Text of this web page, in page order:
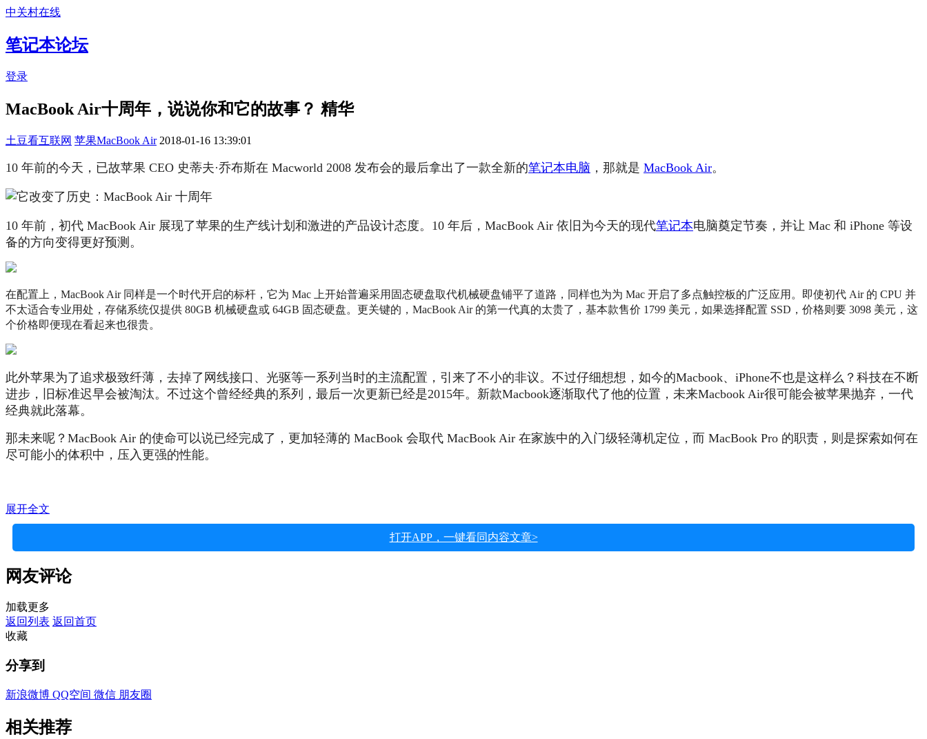
中关村在线
笔记本论坛
登录
MacBook Air十周年，说说你和它的故事？ 精华
土豆看互联网 苹果MacBook Air 2018-01-16 13:39:01
10 年前的今天，已故苹果 CEO 史蒂夫·乔布斯在 Macworld 2008 发布会的最后拿出了一款全新的笔记本电脑 ，那就是 MacBook Air。
10 年前，初代 MacBook Air 展现了苹果的生产线计划和激进的产品设计态度。10 年后，MacBook Air 依旧为今天的现代笔记本电脑奠定节奏，并让 Mac 和 iPhone 等设
备的方向变得更好预测。
在配置上，MacBook Air 同样是一个时代开启的标杆，它为 Mac 上开始普遍采用固态硬盘取代机械硬盘铺平了道路，同样也为为 Mac 开启了多点触控板的广泛应用。即使初代 Air 的 CPU 并
不太适合专业用处，存储系统仅提供 80GB 机械硬盘或 64GB 固态硬盘。更关键的，MacBook Air 的第一代真的太贵了，基本款售价 1799 美元，如果选择配置 SSD，价格则要 3098 美元，这
个价格即便现在看起来也很贵。
此外苹果为了追求极致纤薄，去掉了网线接口、光驱等一系列当时的主流配置，引来了不小的非议。不过仔细想想，如今的Macbook、iPhone不也是这样么？科技在不断
进步，旧标准迟早会被淘汰。不过这个曾经经典的系列，最后一次更新已经是2015年。新款Macbook逐渐取代了他的位置，未来Macbook Air很可能会被苹果抛弃，一代
经典就此落幕。
那未来呢？MacBook Air 的使命可以说已经完成了，更加轻薄的 MacBook 会取代 MacBook Air 在家族中的入门级轻薄机定位，而 MacBook Pro 的职责，则是探索如何在
尽可能小的体积中，压入更强的性能。
展开全文
打开APP，一键看同内容文章>
网友评论
加载更多
返回列表 返回首页
收藏
分享到
新浪微博 QQ空间 微信 朋友圈
相关推荐